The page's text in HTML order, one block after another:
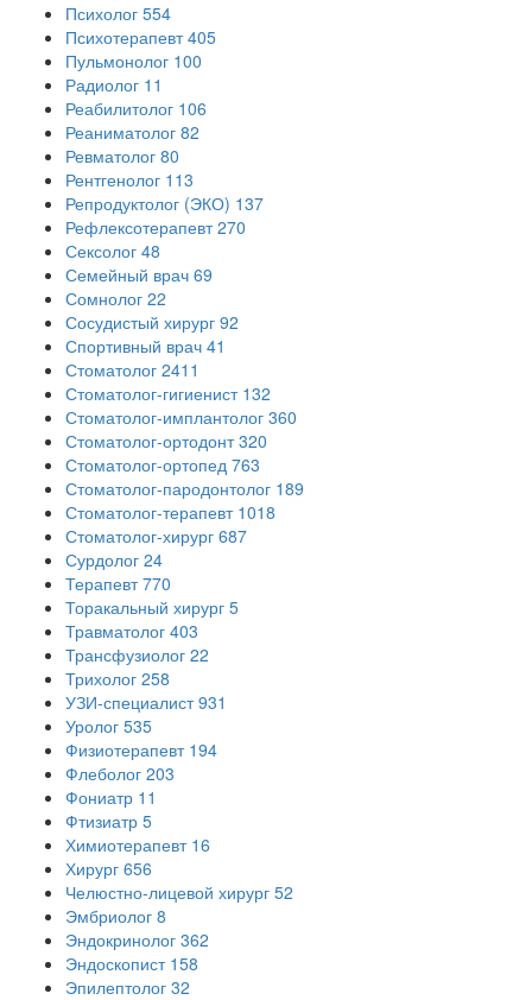
Психолог 554
Психотерапевт 405
Пульмонолог 100
Радиолог 11
Реабилитолог 106
Реаниматолог 82
Ревматолог 80
Рентгенолог 113
Репродуктолог (ЭКО) 137
Рефлексотерапевт 270
Сексолог 48
Семейный врач 69
Сомнолог 22
Сосудистый хирург 92
Спортивный врач 41
Стоматолог 2411
Стоматолог-гигиенист 132
Стоматолог-имплантолог 360
Стоматолог-ортодонт 320
Стоматолог-ортопед 763
Стоматолог-пародонтолог 189
Стоматолог-терапевт 1018
Стоматолог-хирург 687
Сурдолог 24
Терапевт 770
Торакальный хирург 5
Травматолог 403
Трансфузиолог 22
Трихолог 258
УЗИ-специалист 931
Уролог 535
Физиотерапевт 194
Флеболог 203
Фониатр 11
Фтизиатр 5
Химиотерапевт 16
Хирург 656
Челюстно-лицевой хирург 52
Эмбриолог 8
Эндокринолог 362
Эндоскопист 158
Эпилептолог 32